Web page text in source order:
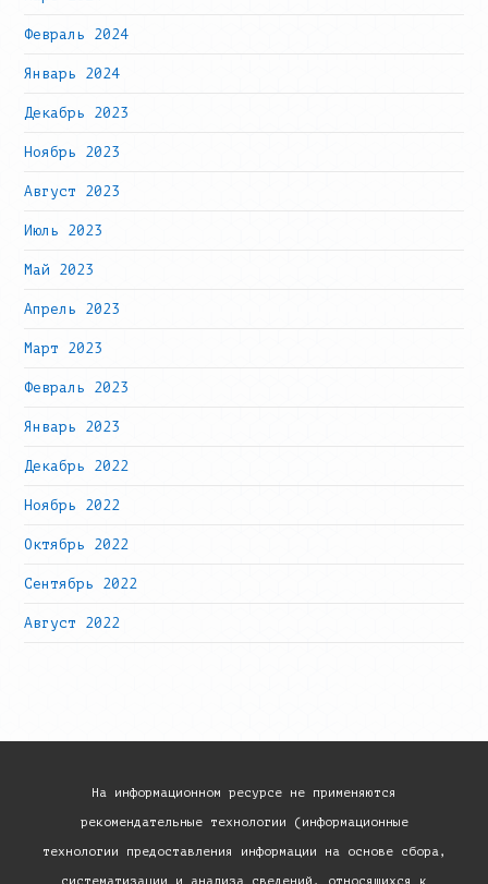
Февраль 2024
Январь 2024
Декабрь 2023
Ноябрь 2023
Август 2023
Июль 2023
Май 2023
Апрель 2023
Март 2023
Февраль 2023
Январь 2023
Декабрь 2022
Ноябрь 2022
Октябрь 2022
Сентябрь 2022
Август 2022
На информационном ресурсе не применяются
рекомендательные технологии (информационные
технологии предоставления информации на основе сбора,